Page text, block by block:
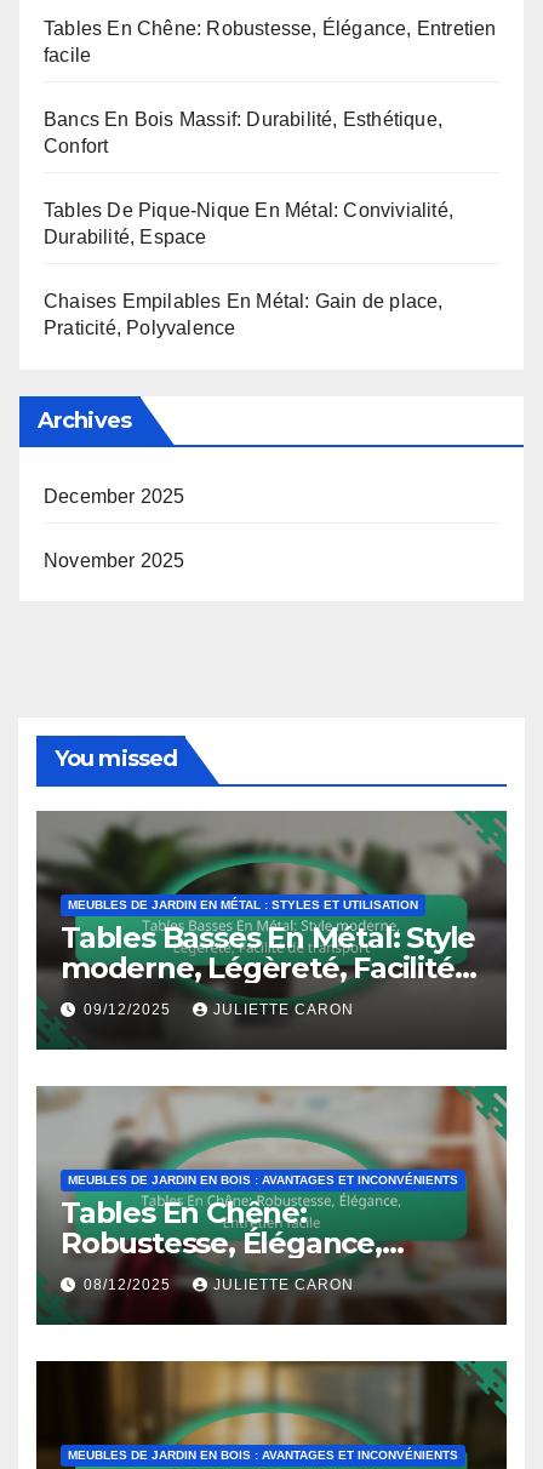
Tables En Chêne: Robustesse, Élégance, Entretien
facile
Bancs En Bois Massif: Durabilité, Esthétique,
Confort
Tables De Pique-Nique En Métal: Convivialité,
Durabilité, Espace
Chaises Empilables En Métal: Gain de place,
Praticité, Polyvalence
Archives
December 2025
November 2025
You missed
MEUBLES DE JARDIN EN MÉTAL : STYLES ET UTILISATION
Tables Basses En Métal: Style
moderne, Légèreté, Facilité
de transport
09/12/2025 JULIETTE CARON
MEUBLES DE JARDIN EN BOIS : AVANTAGES ET INCONVÉNIENTS
Tables En Chêne:
Robustesse, Élégance,
Entretien facile
08/12/2025 JULIETTE CARON
MEUBLES DE JARDIN EN BOIS : AVANTAGES ET INCONVÉNIENTS